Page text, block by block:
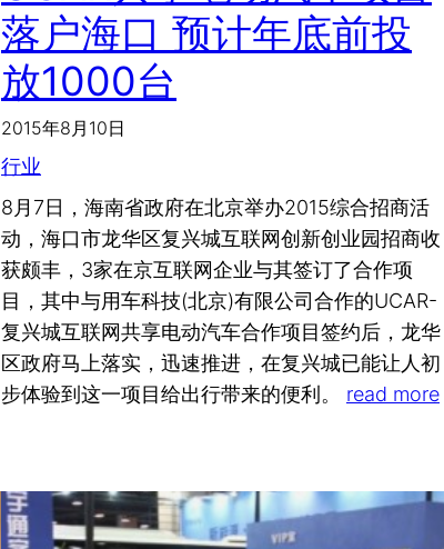
落户海口 预计年底前投
放1000台
2015年8月10日
行业
8月7日，海南省政府在北京举办2015综合招商活
动，海口市龙华区复兴城互联网创新创业园招商收
获颇丰，3家在京互联网企业与其签订了合作项
目，其中与用车科技(北京)有限公司合作的UCAR-
复兴城互联网共享电动汽车合作项目签约后，龙华
区政府马上落实，迅速推进，在复兴城已能让人初
步体验到这一项目给出行带来的便利。 read more